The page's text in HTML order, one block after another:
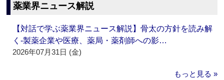
薬業界ニュース解説
【対話で学ぶ薬業界ニュース解説】骨太の方針を読み解
く‐製薬企業や医療、薬局・薬剤師への影…
2026年07月31日 (金)
もっと見る »